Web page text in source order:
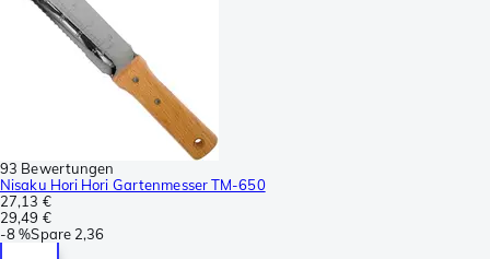
93 Bewertungen
Nisaku Hori Hori Gartenmesser TM-650
27,13 €
29,49 €
-8 %Spare 2,36